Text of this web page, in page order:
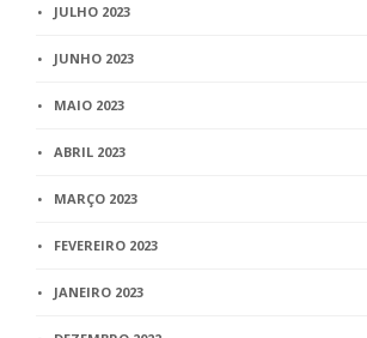
JULHO 2023
JUNHO 2023
MAIO 2023
ABRIL 2023
MARÇO 2023
FEVEREIRO 2023
JANEIRO 2023